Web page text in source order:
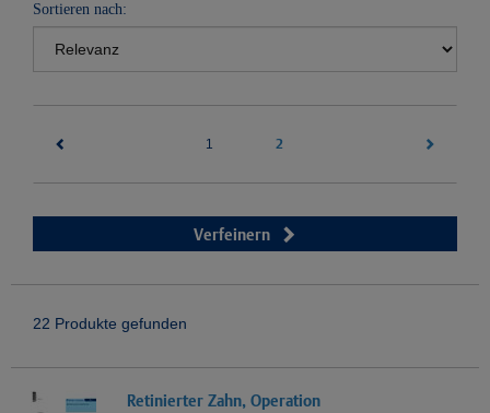
Sortieren nach:
1 2
Verfeinern
22 Produkte gefunden
Retinierter Zahn, Operation